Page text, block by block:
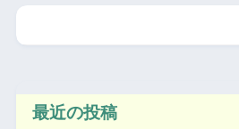
最近の投稿